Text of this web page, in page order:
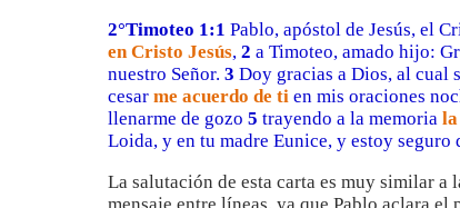
2°Timoteo 1:1 Pablo, apóstol de Jesús, el
en Cristo Jesús, 2 a Timoteo, amado hijo:
nuestro Señor. 3 Doy gracias a Dios, al cual
cesar me acuerdo de ti en mis oraciones
llenarme de gozo 5 trayendo a la memoria
Loida, y en tu madre Eunice, y estoy seguro
La salutación de esta carta es muy similar